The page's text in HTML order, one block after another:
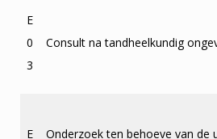
E
0
3
Consult na tandheelkundig
E
Onderzoek ten behoeve van de